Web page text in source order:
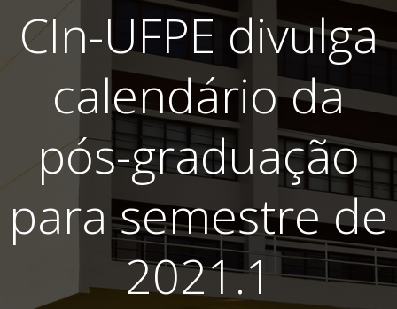
CIn-UFPE divulga
calendário da
pós-graduação
para semestre de
2021.1